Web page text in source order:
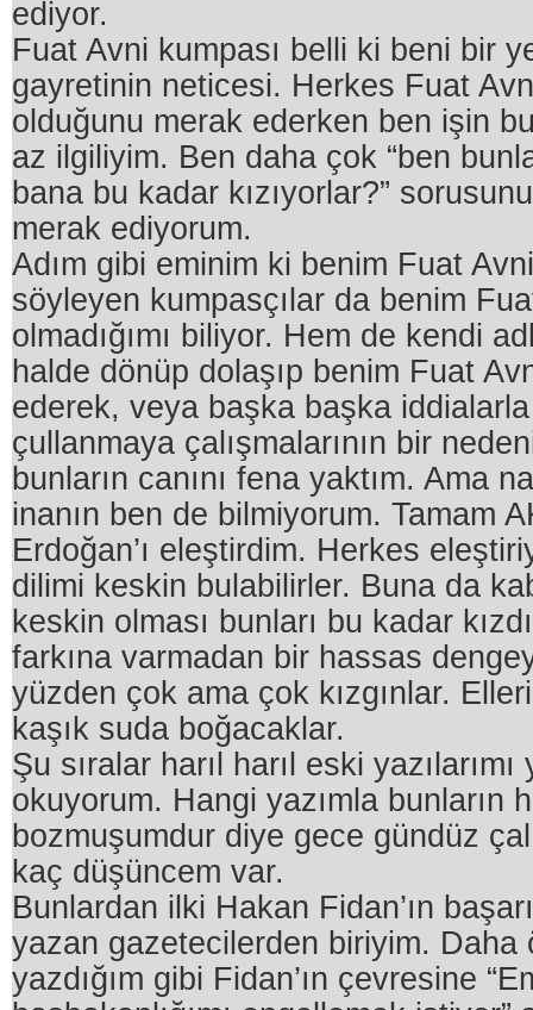
ediyor.
Fuat Avni kumpası belli ki beni bir
gayretinin neticesi. Herkes Fuat
olduğunu merak ederken ben işin
az ilgiliyim. Ben daha çok “ben
bana bu kadar kızıyorlar?”
merak ediyorum.
Adım gibi eminim ki benim Fuat
söyleyen kumpasçılar da benim
olmadığımı biliyor. Hem de kendi
halde dönüp dolaşıp benim Fuat
ederek, veya başka başka
çullanmaya çalışmalarının bir
bunların canını fena yaktım. Ama
inanın ben de bilmiyorum. Tamam
Erdoğan’ı eleştirdim. Herkes
dilimi keskin bulabilirler. Buna da
keskin olması bunları bu kadar
farkına varmadan bir hassas
yüzden çok ama çok kızgınlar.
kaşık suda boğacaklar.
Şu sıralar harıl harıl eski
okuyorum. Hangi yazımla bunların
bozmuşumdur diye gece gündüz
kaç düşüncem var.
Bunlardan ilki Hakan Fidan’ın
yazan gazetecilerden biriyim. Daha
yazdığım gibi Fidan’ın çevresine